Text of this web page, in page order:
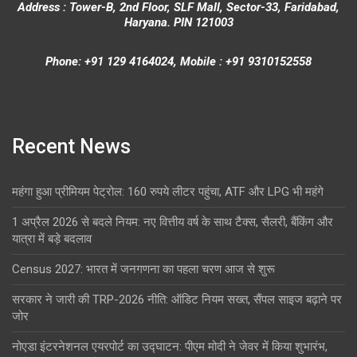
Address : Tower-B, 2nd Floor, SLF Mall, Sector-33, Faridabad,
Haryana. PIN 121003
Phone: +91 129 4164024, Mobile : +91 9310152558
Recent News
महंगा हुआ प्रीमियम पेट्रोल: 160 रुपये लीटर पहुंचा, ATF और LPG भी महंगे
1 अप्रैल 2026 से बदले नियम: नए वित्तीय वर्ष के साथ टैक्स, सैलरी, बैंकिंग और
यात्रा में बड़े बदलाव
Census 2027: भारत में जनगणना का पहला चरण आज से शुरू
सरकार ने जारी की TRP-2026 नीति: ऑडिट नियम सख्त, सैंपल साइज बढ़ाने पर
जोर
नोएडा इंटरनेशनल एयरपोर्ट का उद्घाटन: पीएम मोदी ने जेवर में किया शुभारंभ,